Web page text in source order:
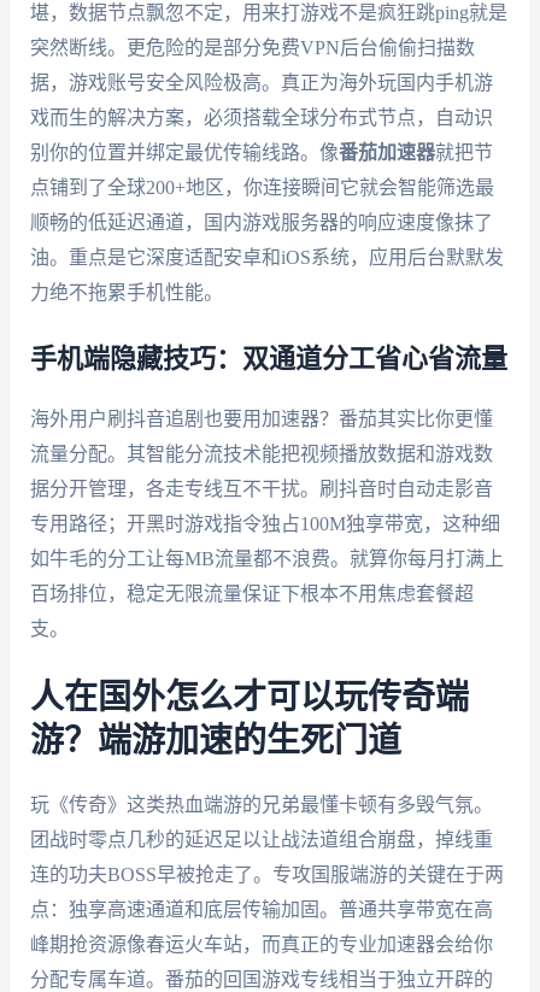
堪，数据节点飘忽不定，用来打游戏不是疯狂跳ping就是
突然断线。更危险的是部分免费VPN后台偷偷扫描数
据，游戏账号安全风险极高。真正为海外玩国内手机游
戏而生的解决方案，必须搭载全球分布式节点，自动识
别你的位置并绑定最优传输线路。像番茄加速器就把节
点铺到了全球200+地区，你连接瞬间它就会智能筛选最
顺畅的低延迟通道，国内游戏服务器的响应速度像抹了
油。重点是它深度适配安卓和iOS系统，应用后台默默发
力绝不拖累手机性能。
手机端隐藏技巧：双通道分工省心省流量
海外用户刷抖音追剧也要用加速器？番茄其实比你更懂
流量分配。其智能分流技术能把视频播放数据和游戏数
据分开管理，各走专线互不干扰。刷抖音时自动走影音
专用路径；开黑时游戏指令独占100M独享带宽，这种细
如牛毛的分工让每MB流量都不浪费。就算你每月打满上
百场排位，稳定无限流量保证下根本不用焦虑套餐超
支。
人在国外怎么才可以玩传奇端
游？端游加速的生死门道
玩《传奇》这类热血端游的兄弟最懂卡顿有多毁气氛。
团战时零点几秒的延迟足以让战法道组合崩盘，掉线重
连的功夫BOSS早被抢走了。专攻国服端游的关键在于两
点：独享高速通道和底层传输加固。普通共享带宽在高
峰期抢资源像春运火车站，而真正的专业加速器会给你
分配专属车道。番茄的回国游戏专线相当于独立开辟的